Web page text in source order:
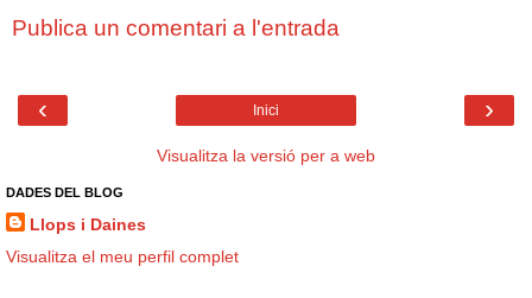
Publica un comentari a l'entrada
‹ ›
Inici
Visualitza la versió per a web
DADES DEL BLOG
Llops i Daines
Visualitza el meu perfil complet